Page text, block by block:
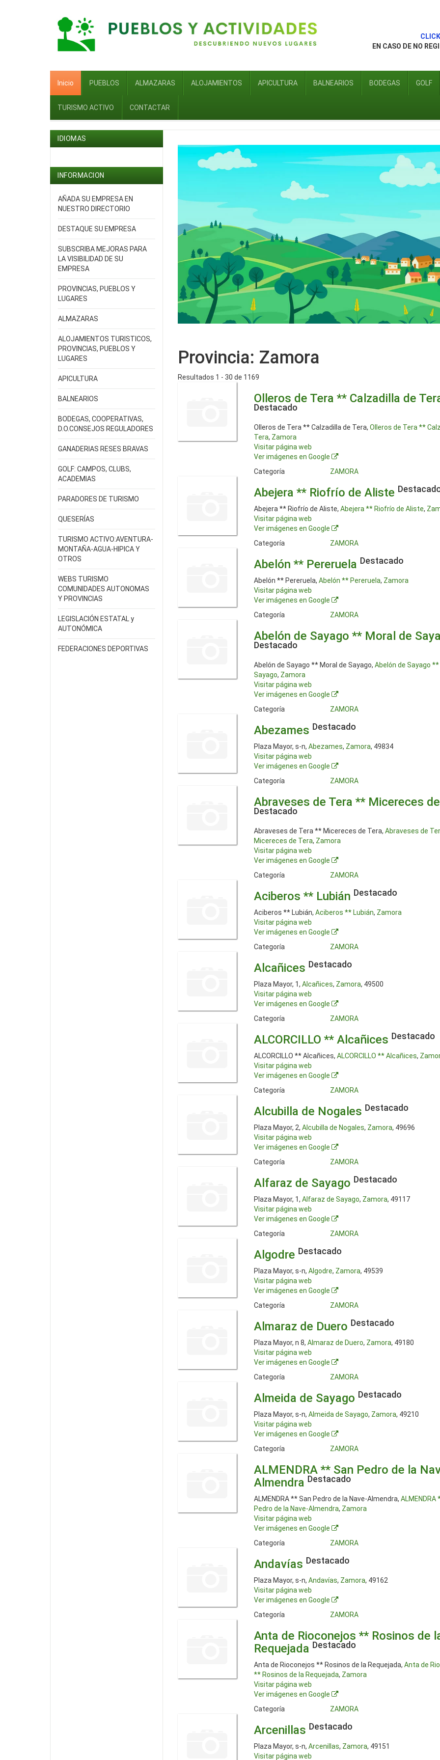
EN CASO DE NO
Inicio PUEBLOS ALMAZARAS ALOJAMIENTOS APICULTURA BALNEARIOS BODEGAS GOLF
TURISMO ACTIVO CONTACTAR
Provincia: Zamora
Resultados 1 - 30 de 1169
Olleros de Tera ** Calzadilla de
Destacado
Olleros de Tera ** Calzadilla de Tera, Olleros de Tera **
Tera, Zamora
Visitar página web
Ver imágenes en Google
Categoría
ZAMORA
Abejera ** Riofrío de Aliste
Abejera ** Riofrío de Aliste, Abejera ** Riofrío de Aliste,
Visitar página web
Ver imágenes en Google
Categoría
ZAMORA
Abelón ** Pereruela Destacado
Abelón ** Pereruela, Abelón ** Pereruela, Zamora
Visitar página web
Ver imágenes en Google
Categoría
ZAMORA
Abelón de Sayago ** Moral de
Destacado
Abelón de Sayago ** Moral de Sayago, Abelón de Sayago
Sayago, Zamora
Visitar página web
Ver imágenes en Google
Categoría
ZAMORA
Abezames Destacado
Plaza Mayor, s-n, Abezames, Zamora, 49834
Visitar página web
Ver imágenes en Google
Categoría
ZAMORA
Abraveses de Tera ** Micereces
Destacado
Abraveses de Tera ** Micereces de Tera, Abraveses de
Micereces de Tera, Zamora
Visitar página web
Ver imágenes en Google
Categoría
ZAMORA
Aciberos ** Lubián Destacado
Aciberos ** Lubián, Aciberos ** Lubián, Zamora
Visitar página web
Ver imágenes en Google
Categoría
ZAMORA
Alcañices Destacado
Plaza Mayor, 1, Alcañices, Zamora, 49500
Visitar página web
Ver imágenes en Google
Categoría
ZAMORA
ALCORCILLO ** Alcañices Destacado
ALCORCILLO ** Alcañices, ALCORCILLO ** Alcañices,
Visitar página web
Ver imágenes en Google
Categoría
ZAMORA
Alcubilla de Nogales Destacado
Plaza Mayor, 2, Alcubilla de Nogales, Zamora, 49696
Visitar página web
Ver imágenes en Google
Categoría
ZAMORA
Alfaraz de Sayago Destacado
Plaza Mayor, 1, Alfaraz de Sayago, Zamora, 49117
Visitar página web
Ver imágenes en Google
Categoría
ZAMORA
Algodre Destacado
Plaza Mayor, s-n, Algodre, Zamora, 49539
Visitar página web
Ver imágenes en Google
Categoría
ZAMORA
Almaraz de Duero Destacado
Plaza Mayor, n 8, Almaraz de Duero, Zamora, 49180
Visitar página web
Ver imágenes en Google
Categoría
ZAMORA
Almeida de Sayago Destacado
Plaza Mayor, s-n, Almeida de Sayago, Zamora, 49210
Visitar página web
Ver imágenes en Google
Categoría
ZAMORA
ALMENDRA ** San Pedro de la
Almendra Destacado
ALMENDRA ** San Pedro de la Nave-Almendra, ALMENDRA
Pedro de la Nave-Almendra, Zamora
Visitar página web
Ver imágenes en Google
Categoría
ZAMORA
Andavías Destacado
Plaza Mayor, s-n, Andavías, Zamora, 49162
Visitar página web
Ver imágenes en Google
Categoría
ZAMORA
Anta de Rioconejos ** Rosinos de
Requejada Destacado
Anta de Rioconejos ** Rosinos de la Requejada, Anta de
** Rosinos de la Requejada, Zamora
Visitar página web
Ver imágenes en Google
Categoría
ZAMORA
Arcenillas Destacado
Plaza Mayor, s-n, Arcenillas, Zamora, 49151
Visitar página web
IDIOMAS
INFORMACION
AÑADA SU EMPRESA EN
NUESTRO DIRECTORIO
DESTAQUE SU EMPRESA
SUBSCRIBA MEJORAS PARA
LA VISIBILIDAD DE SU
EMPRESA
PROVINCIAS, PUEBLOS Y
LUGARES
ALMAZARAS
ALOJAMIENTOS TURISTICOS,
PROVINCIAS, PUEBLOS Y
LUGARES
APICULTURA
BALNEARIOS
BODEGAS, COOPERATIVAS,
D.O.CONSEJOS REGULADORES
GANADERIAS RESES BRAVAS
GOLF: CAMPOS, CLUBS,
ACADEMIAS
PARADORES DE TURISMO
QUESERÍAS
TURISMO ACTIVO:AVENTURA-
MONTAÑA-AGUA-HIPICA Y
OTROS
WEBS TURISMO
COMUNIDADES AUTONOMAS
Y PROVINCIAS
LEGISLACIÓN ESTATAL y
AUTONÓMICA
FEDERACIONES DEPORTIVAS